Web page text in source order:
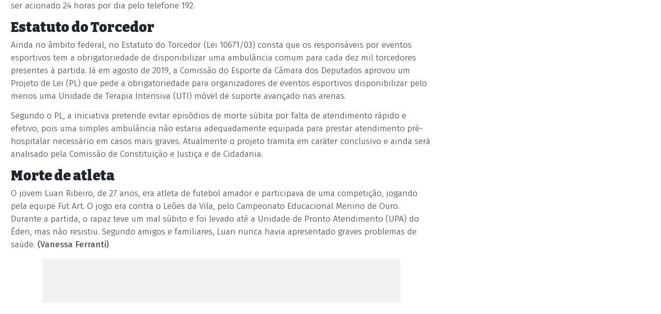
ser acionado 24 horas por dia pelo telefone 192.
Estatuto do Torcedor
Ainda no âmbito federal, no Estatuto do Torcedor (Lei 10671/03) consta que os responsáveis por eventos
esportivos tem a obrigatoriedade de disponibilizar uma ambulância comum para cada dez mil torcedores
presentes à partida. Já em agosto de 2019, a Comissão do Esporte da Câmara dos Deputados aprovou um
Projeto de Lei (PL) que pede a obrigatoriedade para organizadores de eventos esportivos disponibilizar pelo
menos uma Unidade de Terapia Intensiva (UTI) móvel de suporte avançado nas arenas.
Segundo o PL, a iniciativa pretende evitar episódios de morte súbita por falta de atendimento rápido e
efetivo, pois uma simples ambulância não estaria adequadamente equipada para prestar atendimento pré-
hospitalar necessário em casos mais graves. Atualmente o projeto tramita em caráter conclusivo e ainda será
analisado pela Comissão de Constituição e Justiça e de Cidadania.
Morte de atleta
O jovem Luan Ribeiro, de 27 anos, era atleta de futebol amador e participava de uma competição, jogando
pela equipe Fut Art. O jogo era contra o Leões da Vila, pelo Campeonato Educacional Menino de Ouro.
Durante a partida, o rapaz teve um mal súbito e foi levado até a Unidade de Pronto Atendimento (UPA) do
Éden, mas não resistiu. Segundo amigos e familiares, Luan nunca havia apresentado graves problemas de
saúde. (Vanessa Ferranti)